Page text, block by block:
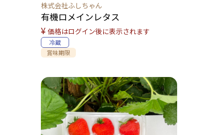
株式会社ふしちゃん
有機ロメインレタス
¥ 価格はログイン後に表示されます
冷蔵
賞味期限